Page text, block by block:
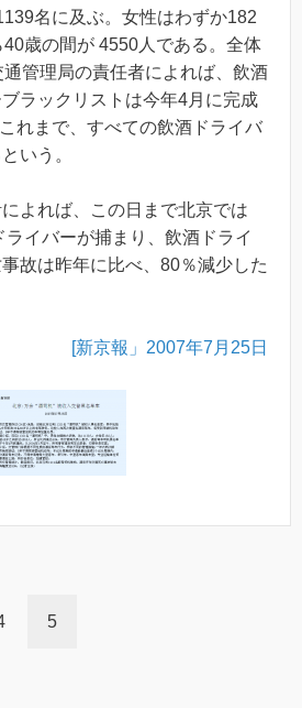
名に及ぶ。女性はわずか182
歳の間が 4550人である。全体
管理局の責任者によれば、飲酒
ラックリストは今年4月に完成
れまで、すべての飲酒ドライバ
いう。
よれば、この日まで北京では
イバーが捕まり、飲酒ドライ
故は昨年に比べ、80％減少した
[新京報」2007年7月25日
5